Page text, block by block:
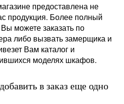
предоставлена не
продукция. Более полный
можете заказать по
либо вызвать замерщика и
Вам каталог и
моделях шкафов.
в заказ еще одно